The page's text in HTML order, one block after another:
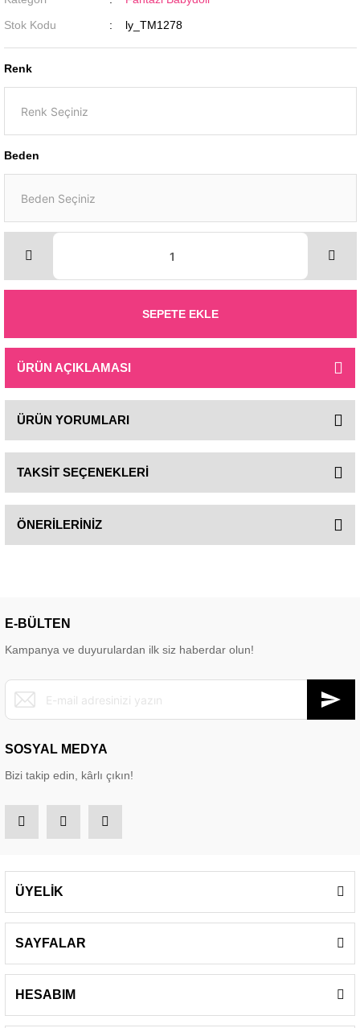
Stok Kodu
ly_TM1278
Renk
Beden
SEPETE EKLE
ÜRÜN AÇIKLAMASI
ÜRÜN YORUMLARI
TAKSİT SEÇENEKLERİ
ÖNERİLERİNİZ
E-BÜLTEN
Kampanya ve duyurulardan ilk siz haberdar olun!
SOSYAL MEDYA
Bizi takip edin, kârlı çıkın!
ÜYELİK
SAYFALAR
HESABIM